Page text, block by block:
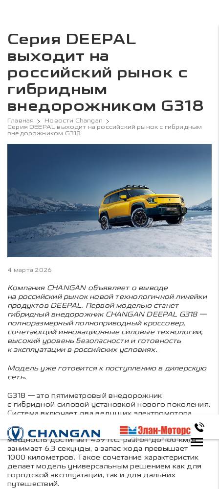
Официальный дилер
Серия DEEPAL
выходит на
российский рынок с
гибридным
внедорожником G318
Главная
Новости Changan
Серия DEEPAL выходит на российский рынок с гибридным
внедорожником G318
4 марта 2026
Компания CHANGAN объявляет о выводе
на российский рынок новой технологичной линейки
продуктов DEEPAL. Первой моделью станет
гибридный внедорожник CHANGAN DEEPAL G318 —
полноразмерный полноприводный кроссовер,
сочетающий инновационные силовые технологии,
высокий уровень безопасности и готовность
к эксплуатации в российских условиях.
Модель уже готовится к поступлению в дилерскую
сеть.
G318 — это пятиметровый внедорожник
с гибридной силовой установкой нового поколения.
Система включает два ведущих электромотора
и бензиновый двигатель, выполняющий функцию
генератора для подзарядки батареи. Совокупная
мощность достигает 439 л.с., разгон до 100 км/ч
занимает 6,3 секунды, а запас хода превышает
1000 километров. Такое сочетание характеристик
делает модель универсальным решением как для
городской эксплуатации, так и для дальних
путешествий.